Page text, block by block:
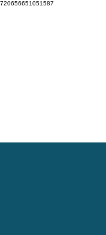
720656651051587